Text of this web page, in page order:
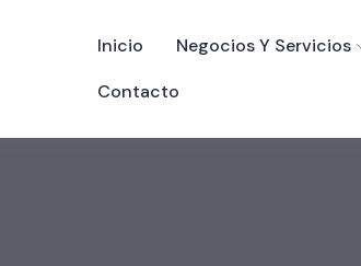
Inicio Negocios Y Servicios
Contacto